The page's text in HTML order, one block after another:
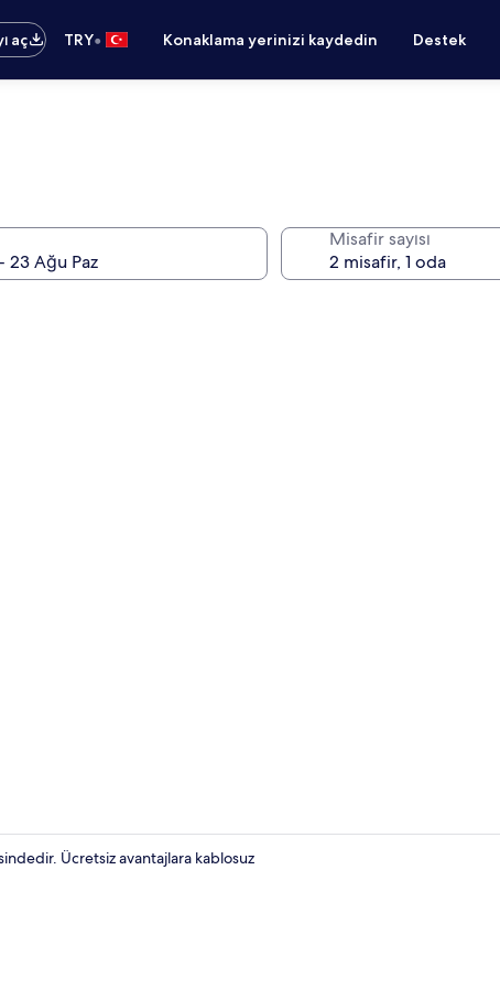
aç
TRY• Konaklama yerinizi kaydedin Destek
Misafir sayısı
Ücretsiz avantajlara kablosuz